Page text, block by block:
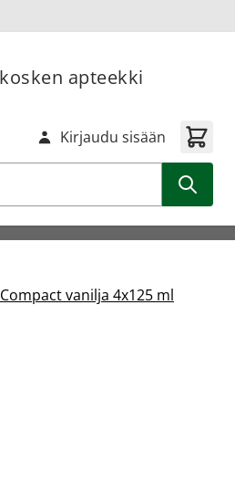
apteekki
Kirjaudu sisään
vanilja 4x125 ml